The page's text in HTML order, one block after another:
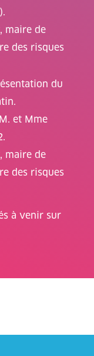
maire de
des risques
du
et Mme
maire de
des risques
à venir sur